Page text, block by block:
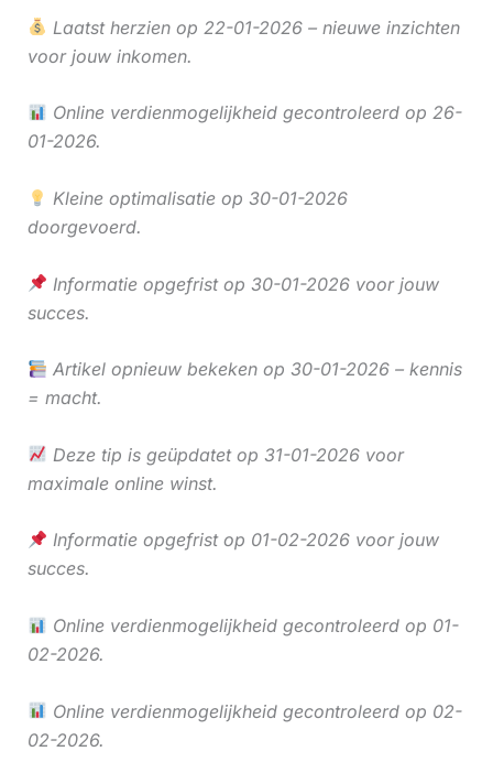
Laatst herzien op 22-01-2026 – nieuwe inzichten
voor jouw inkomen.
Online verdienmogelijkheid gecontroleerd op 26-
01-2026.
Kleine optimalisatie op 30-01-2026
doorgevoerd.
Informatie opgefrist op 30-01-2026 voor jouw
succes.
Artikel opnieuw bekeken op 30-01-2026 – kennis
= macht.
Deze tip is geüpdatet op 31-01-2026 voor
maximale online winst.
Informatie opgefrist op 01-02-2026 voor jouw
succes.
Online verdienmogelijkheid gecontroleerd op 01-
02-2026.
Online verdienmogelijkheid gecontroleerd op 02-
02-2026.